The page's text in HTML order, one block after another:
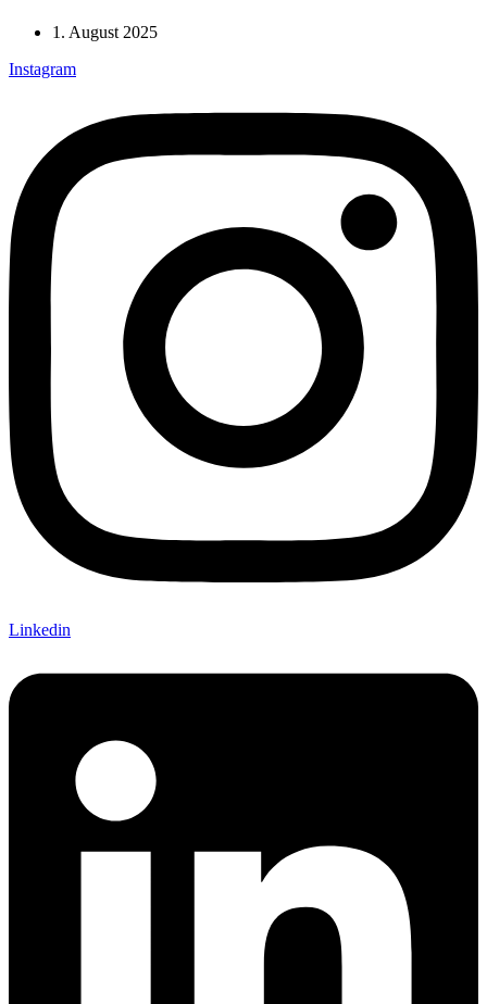
1. August 2025
Instagram
Linkedin